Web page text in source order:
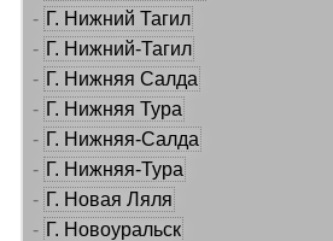
- Г. Нижний Тагил
- Г. Нижний-Тагил
- Г. Нижняя Салда
- Г. Нижняя Тура
- Г. Нижняя-Салда
- Г. Нижняя-Тура
- Г. Новая Ляля
- Г. Новоуральск